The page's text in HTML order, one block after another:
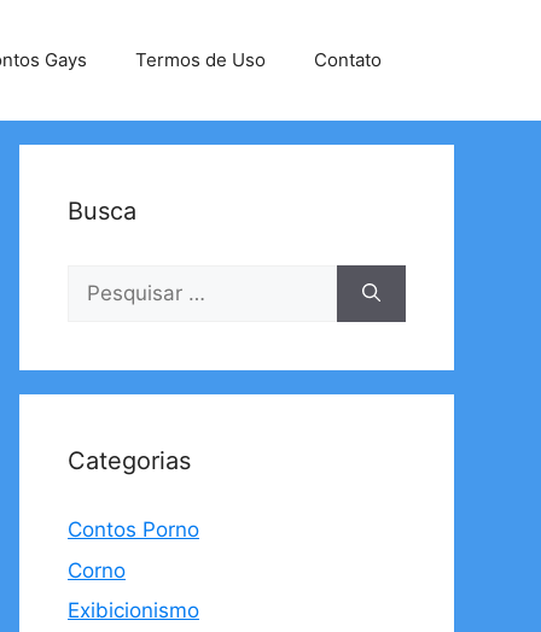
Gays Termos de Uso Contato
Busca
Pesquisar
Categorias
Contos Porno
Corno
Exibicionismo